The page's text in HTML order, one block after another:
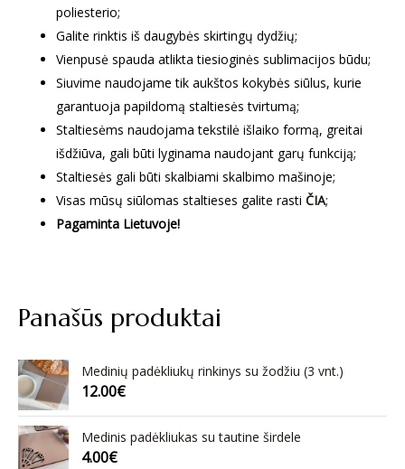
Panašūs produktai
Medinių padėkliukų rinkinys su žodžiu (3 vnt.)
12.00€
Medinis padėkliukas su tautine širdele
4.00€
poliesterio;
Galite rinktis iš daugybės skirtingų dydžių;
Vienpusė spauda atlikta tiesioginės sublimacijos būdu;
Siuvime naudojame tik aukštos kokybės siūlus, kurie
garantuoja papildomą staltiesės tvirtumą;
Staltiesėms naudojama tekstilė išlaiko formą, greitai
išdžiūva, gali būti lyginama naudojant garų funkciją;
Staltiesės gali būti skalbiami skalbimo mašinoje;
Visas mūsų siūlomas staltieses galite rasti ČIA;
Pagaminta Lietuvoje!